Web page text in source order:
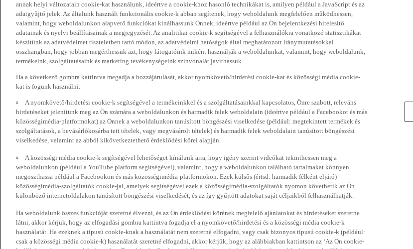
annak helyi változatain cookie-kat használunk, ideértve a cookie-khoz hasonló technikákat is, amilyen például a JavaScript és az
adatgyűjtő jelek. Az általunk használt funkcionális cookie-k abban segítenek, hogy weboldalunk megfelelően működhessen,
valamint, hogy weboldalunkon alapvető funkciókat kínálhassunk Önnek, ideértve például az Ön bejelentkezési hitelesítő
adatainak és nyelvi beállításainak a megjegyzését. Az analitikai cookie-k segítségével a felhasználókra vonatkozó statisztikákat
készítünk az adatvédelmet tiszteletben tartó módon, az adatvédelmi hatóságok által meghatározott iránymutatásokkal
összhangban, hogy jobban megérthessük azt, hogy látogatóink miként használják a weboldalunkat, valamint, hogy weboldalunk,
termékeink, szolgáltatásaink és marketing tevékenységeink színvonalát javíthassuk.
Ha a következő gombra kattintva megadja a hozzájárulását, akkor nyomkövető/hirdetési cookie-kat és közösségi média cookie-
kat is fogunk használni:
A nyomkövető/hirdetési cookie-k segítségével a termékeinkkel és a szolgáltatásainkkal kapcsolatos, Önre szabott, releváns
hirdetéseket jelenítünk meg az Ön számára a weboldalunkon és harmadik felek weboldalain (ideértve például a Facebookot és más
közösségimédia-platformokat) az Önnek a weboldalunkon tanúsított böngészési viselkedése (például: megtekintett termékek és
szolgáltatások, a bevásárlókosárba tett tételek, vagy megvásárolt tételek) és harmadik felek weboldalain tanúsított böngészési
viselkedése, valamint az abból kikövetkeztethető érdeklődési körei alapján.
A közösségi média cookie-k segítségével lehetőséget kínálunk arra, hogy igény szerint videókat tekinthessen meg a
weboldalunkon (például a YouTube platform segítségével), valamint, hogy a weboldalunkon található tartalmakat könnyen
megoszthassa például a Facebookon és más közösségimédia-platformokon. Ezek külsős (értsd: harmadik félként eljáró)
közösségimédia-szolgáltatók cookie-jai, amelyek segítségével ezek a közösségimédia-szolgáltatók nyomon követhetik az Ön
különböző internetoldalakon tanúsított böngészési viselkedését, és az így gyűjtött adatokat saját céljaikból felhasználhatják.
Ha weboldalunk összes funkcióját szeretné élvezni, és az Ön érdeklődési körének megfelelő ajánlatokat és hirdetéseket szeretne
látni, akkor kérjük, hogy az elfogadási gombra kattintva fogadja el a nyomkövető/hirdetési és a közösségi média cookie-k
használatát. Ha ezeknek a típusú cookie-knak a használatát nem szeretné elfogadni, vagy csak bizonyos típusú cookie-k (például:
csak a közösségi média cookie-k) használatát szeretné elfogadni, akkor kérjük, hogy az alábbiakban kattintson az ‘Az Ön cookie-